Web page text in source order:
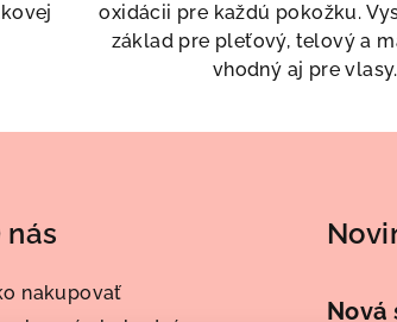
oxidácii pre každú pokožku.
základ pre pleťový, telový a
vhodný aj pre vlasy.
nás
nakupovať
Nová